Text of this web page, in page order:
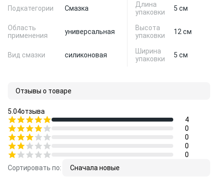
Подкатегории
Смазка
Область
применения
универсальная
Вид смазки силиконовая
Длина
упаковки
5 см
Высота
упаковки
12 см
Ширина
упаковки
5 см
Отзывы о товаре
5.04отзыва
4
0
0
0
0
Сортировать по:
Сначала новые